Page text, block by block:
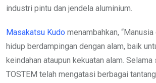
industri pintu dan jendela aluminium.
Masakatsu Kudo menambahkan,
hidup berdampingan dengan alam, baik
keindahan ataupun kekuatan alam. Selama
TOSTEM telah mengatasi berbagai